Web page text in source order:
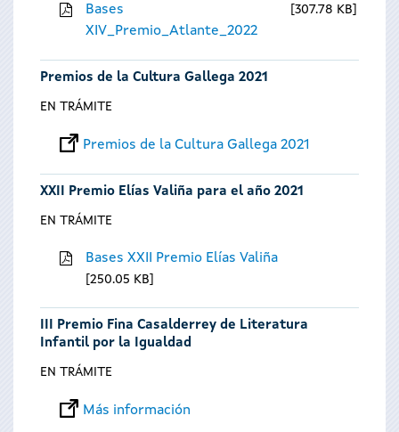
Bases
XIV_Premio_Atlante_2022
307.78 KB
Premios de la Cultura Gallega 2021
EN TRÁMITE
Premios de la Cultura Gallega 2021
XXII Premio Elías Valiña para el año 2021
EN TRÁMITE
Bases XXII Premio Elías Valiña
250.05 KB
III Premio Fina Casalderrey de Literatura
Infantil por la Igualdad
EN TRÁMITE
Más información